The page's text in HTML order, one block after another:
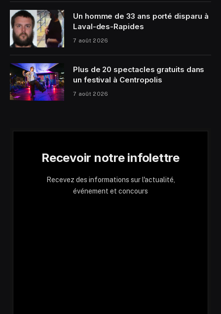
Un homme de 33 ans porté disparu à
Laval-des-Rapides
7 août 2026
Plus de 20 spectacles gratuits dans
un festival à Centropolis
7 août 2026
Recevoir notre infolettre
Recevez des informations sur l'actualité,
événement et concours